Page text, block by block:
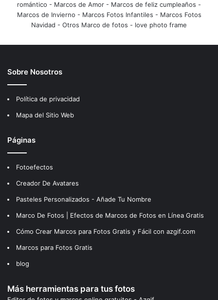
romántico - Marcos de Amor - Marcos de feliz cumpleaños -
Marcos de Invierno - Marcos Fotos Infantiles - Marcos Fotos
Navidad - Otros Marco de fotos - love photo frame
Sobre Nosotros
Política de privacidad
Mapa del Sitio Web
Páginas
Fotoefectos
Creador De Avatares
Pasteles Personalizados - Añade Tu Nombre
Marco De Fotos | Efectos de Marcos de Fotos en Línea Gratis
Cómo Crear Marcos para Fotos Gratis y Fácil con azgif.com
Marcos para Fotos Gratis
blog
Más herramientas para tus fotos